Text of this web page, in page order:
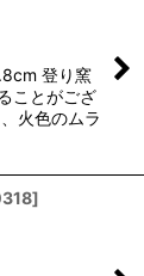
登り窯
ことがござ
火色のムラ
]